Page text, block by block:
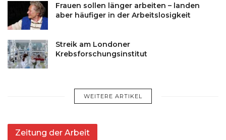
Frauen sollen länger arbeiten – landen
aber häufiger in der Arbeitslosigkeit
Streik am Londoner
Krebsforschungsinstitut
WEITERE ARTIKEL
Zeitung der Arbeit